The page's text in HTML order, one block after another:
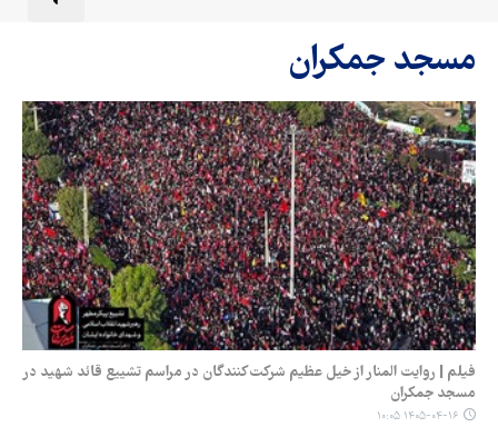
مسجد جمکران
فیلم | روایت المنار از خیل عظیم شرکت‌کنندگان در مراسم تشییع قائد شهید در
مسجد جمکران
۱۴۰۵-۰۴-۱۶ ۱۰:۰۵